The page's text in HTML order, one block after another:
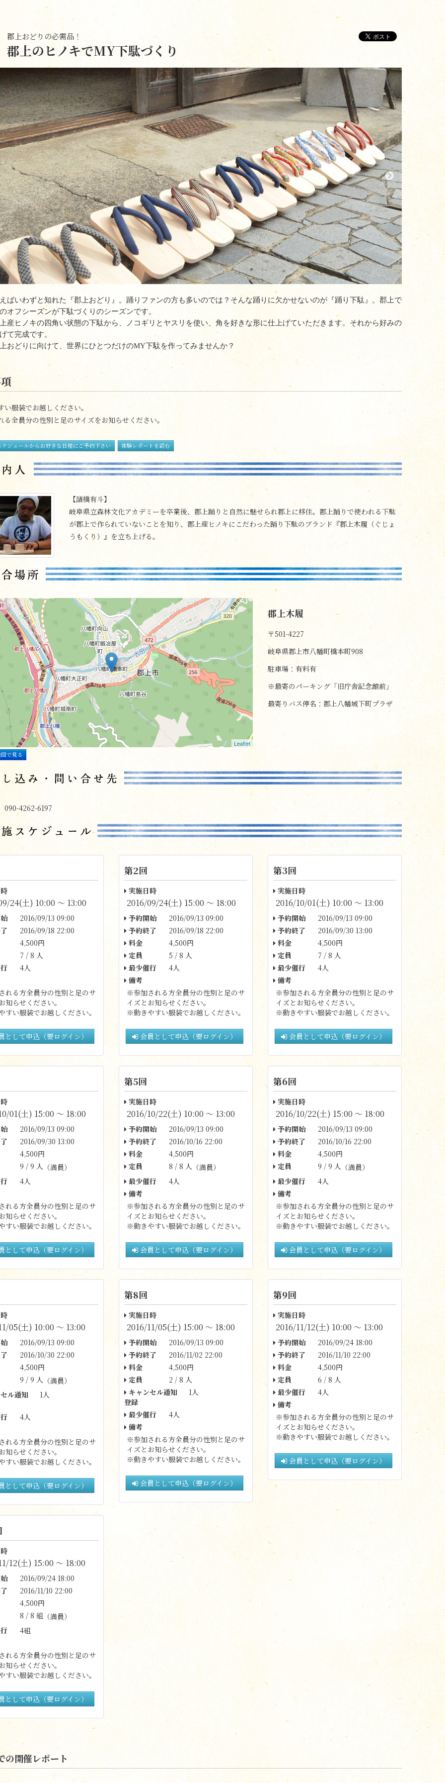
郡上おどりの必需品！
郡上のヒノキでMY下駄づくり
ばいわずと知れた『郡上おどり』。踊りファンの方も多いのでは？そんな踊りに欠かせないのが『踊り下駄』。郡上で
オフシーズンが下駄づくりのシーズンです。
産ヒノキの四角い状態の下駄から、ノコギリとヤスリを使い、角を好きな形に仕上げていただきます。それから好みの
て完成です。
おどりに向けて、世界にひとつだけのMY下駄を作ってみませんか？
服装でお越しください。
全員分の性別と足のサイズをお知らせください。
ケジュールからお好きな日程にご予約下さい 体験レポートを読む
【諸橋有斗】
岐阜県立森林文化アカデミーを卒業後、郡上踊りと自然に魅せられ郡上に移住。郡上踊りで使われる下駄
が郡上で作られていないことを知り、郡上産ヒノキにこだわった踊り下駄のブランド『郡上木履（ぐじょ
うもくり）』を立ち上げる。
Leaflet
で見る
郡上木履
〒501-4227
岐阜県郡上市八幡町橋本町908
駐車場：有料有
※最寄のパーキング「旧庁舎記念館前」
最寄りバス停名：郡上八幡城下町プラザ
4262-6197
24(土) 10:00 〜 13:00
2016/09/13 09:00
2016/09/18 22:00
4,500円
7 / 8 人
4人
れる方全員分の性別と足のサ
知らせください。
い服装でお越しください。
として申込（要ログイン）
第2回
実施日時
2016/09/24(土) 15:00 〜 18:00
予約開始
2016/09/13 09:00
予約終了
2016/09/18 22:00
料金
4,500円
定員
5 / 8 人
最少催行
4人
備考
※参加される方全員分の性別と足のサ
イズとお知らせください。
※動きやすい服装でお越しください。
会員として申込（要ログイン）
第3回
実施日時
2016/10/01(土) 10:00 〜 13:00
予約開始
2016/09/13 09:00
予約終了
2016/09/30 13:00
料金
4,500円
定員
7 / 8 人
最少催行
4人
備考
※参加される方全員分の性別と足のサ
イズとお知らせください。
※動きやすい服装でお越しください。
会員として申込（要ログイン）
01(土) 15:00 〜 18:00
2016/09/13 09:00
2016/09/30 13:00
4,500円
9 / 9 人 （満員）
4人
れる方全員分の性別と足のサ
知らせください。
い服装でお越しください。
として申込（要ログイン）
第5回
実施日時
2016/10/22(土) 10:00 〜 13:00
予約開始
2016/09/13 09:00
予約終了
2016/10/16 22:00
料金
4,500円
定員
8 / 8 人 （満員）
最少催行
4人
備考
※参加される方全員分の性別と足のサ
イズとお知らせください。
※動きやすい服装でお越しください。
会員として申込（要ログイン）
第6回
実施日時
2016/10/22(土) 15:00 〜 18:00
予約開始
2016/09/13 09:00
予約終了
2016/10/16 22:00
料金
4,500円
定員
9 / 9 人 （満員）
最少催行
4人
備考
※参加される方全員分の性別と足のサ
イズとお知らせください。
※動きやすい服装でお越しください。
会員として申込（要ログイン）
05(土) 10:00 〜 13:00
2016/09/13 09:00
2016/10/30 22:00
4,500円
9 / 9 人 （満員）
ル通知
1人
4人
れる方全員分の性別と足のサ
知らせください。
い服装でお越しください。
として申込（要ログイン）
第8回
実施日時
2016/11/05(土) 15:00 〜 18:00
予約開始
2016/09/13 09:00
予約終了
2016/11/02 22:00
料金
4,500円
定員
2 / 8 人
キャンセル通知
登録
1人
最少催行
4人
備考
※参加される方全員分の性別と足のサ
イズとお知らせください。
※動きやすい服装でお越しください。
会員として申込（要ログイン）
第9回
実施日時
2016/11/12(土) 10:00 〜 13:00
予約開始
2016/09/24 18:00
予約終了
2016/11/10 22:00
料金
4,500円
定員
6 / 8 人
最少催行
4人
備考
※参加される方全員分の性別と足のサ
イズとお知らせください。
※動きやすい服装でお越しください。
会員として申込（要ログイン）
12(土) 15:00 〜 18:00
2016/09/24 18:00
2016/11/10 22:00
4,500円
8 / 8 組 （満員）
4組
れる方全員分の性別と足のサ
知らせください。
い服装でお越しください。
として申込（要ログイン）
の開催レポート